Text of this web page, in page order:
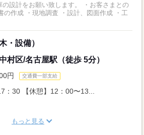
お願い致します。 ・お客さまとの
の作成 ・現地調査 ・設計、図面作成 ・工
・設備）
村区/名古屋駅（徒歩 5分）
円 交通費一部支給
：30 【休憩】12：00〜13...
もっと見る